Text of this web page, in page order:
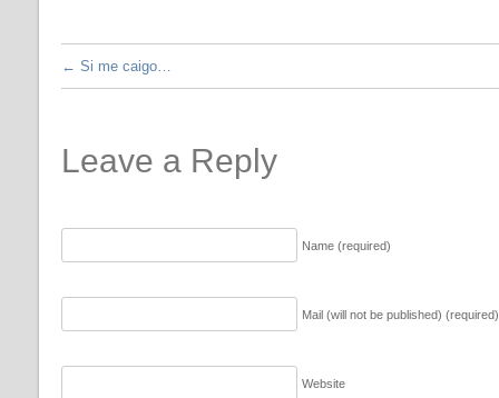
← Si me caigo…
Leave a Reply
Name (required)
Mail (will not be published) (required)
Website